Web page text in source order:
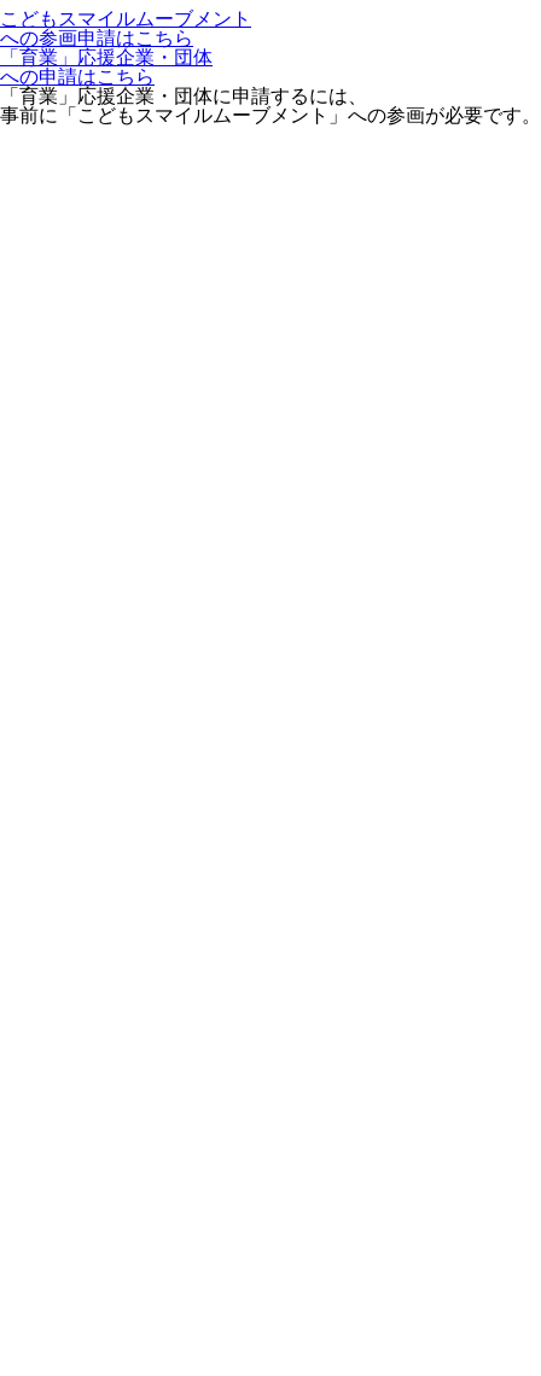
こどもスマイルムーブメント
への参画申請はこちら
「育業」応援企業・団体
への申請はこちら
「育業」応援企業・団体に申請するには、
事前に「こどもスマイルムーブメント」への参画が必要です。